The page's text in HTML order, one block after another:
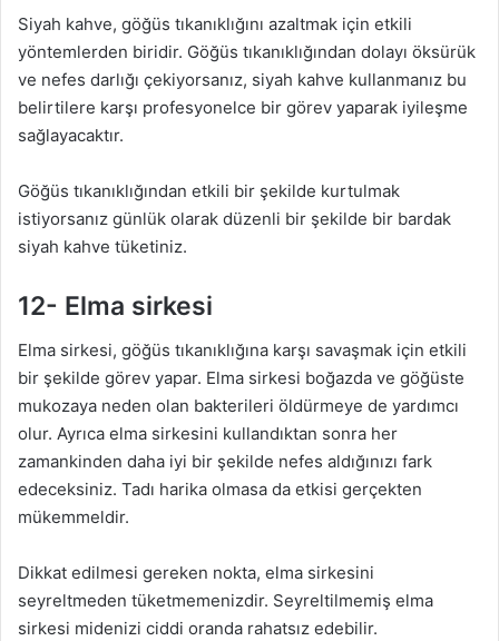
Siyah kahve, göğüs tıkanıklığını azaltmak için etkili
yöntemlerden biridir. Göğüs tıkanıklığından dolayı öksürük
ve nefes darlığı çekiyorsanız, siyah kahve kullanmanız bu
belirtilere karşı profesyonelce bir görev yaparak iyileşme
sağlayacaktır.
Göğüs tıkanıklığından etkili bir şekilde kurtulmak
istiyorsanız günlük olarak düzenli bir şekilde bir bardak
siyah kahve tüketiniz.
12- Elma sirkesi
Elma sirkesi, göğüs tıkanıklığına karşı savaşmak için etkili
bir şekilde görev yapar. Elma sirkesi boğazda ve göğüste
mukozaya neden olan bakterileri öldürmeye de yardımcı
olur. Ayrıca elma sirkesini kullandıktan sonra her
zamankinden daha iyi bir şekilde nefes aldığınızı fark
edeceksiniz. Tadı harika olmasa da etkisi gerçekten
mükemmeldir.
Dikkat edilmesi gereken nokta, elma sirkesini
seyreltmeden tüketmemenizdir. Seyreltilmemiş elma
sirkesi midenizi ciddi oranda rahatsız edebilir.